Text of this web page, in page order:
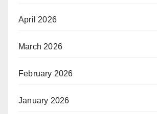
April 2026
March 2026
February 2026
January 2026